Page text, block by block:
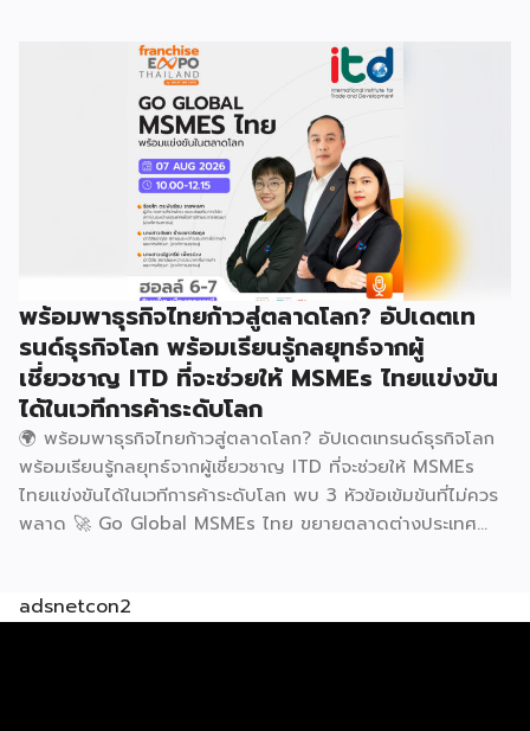
รวมกว่า 250 บูธ บนพื้นที่ 15,000 ตารางเมตร หวังเป็นทาง
เลือกสร้างรายได้เพิ่มและพยุงเศรษฐกิจไทยให้ฟื้นตัว เสิร์ฟครบ
จบในงานด้วยสินเชื่อ และทำเลทองทั่วประเทศ พร้อมเสวนาให้
ความรู้โดยผู้ทรงคุณวุฒิคับคั่ง และกิจกรรมเจรจาจับคู่ธุรกิจทั้งใน
และต่างประเทศ งานจัดต่อเนื่องระหว่างวันที่ 6-9 สิงหาคมนี้ ที่
ฮอลล์ 6-8 อิมแพ็คเมืองทองธานี คาดเม็ดเงินสะพัดในงานราว
220 ล้านบาท นายพูนพงษ์ นัยนาภากรณ์ อธิบดีกรมพัฒนา
ธุรกิจการค้า กระทรวงพาณิชย์ กล่าวว่า งาน ” Franchise Expo
Thailand & Thailand E-Commerce Selection Expo
(TESE 2026) เป็นเวทีแสดงธุรกิจแฟรนไชส์และโซลูชั่นส์แบบครบ
วงจร […]
พร้อมพาธุรกิจไทยก้าวสู่ตลาดโลก? อัปเดตเท
รนด์ธุรกิจโลก พร้อมเรียนรู้กลยุทธ์จากผู้
เชี่ยวชาญ ITD ที่จะช่วยให้ MSMEs ไทยแข่งขัน
ได้ในเวทีการค้าระดับโลก
พร้อมพาธุรกิจไทยก้าวสู่ตลาดโลก? อัปเดตเทรนด์ธุรกิจโลก
พร้อมเรียนรู้กลยุทธ์จากผู้เชี่ยวชาญ ITD ที่จะช่วยให้ MSMEs
ไทยแข่งขันได้ในเวทีการค้าระดับโลก พบ 3 หัวข้อเข้มข้นที่ไม่ควร
พลาด
Go Global MSMEs ไทย ขยายตลาดต่างประเทศ
Commerce เปิดตลาดจีน ติดอาวุธ SMEs ไทย สู่ผู้บริโภค
adsnetcon2